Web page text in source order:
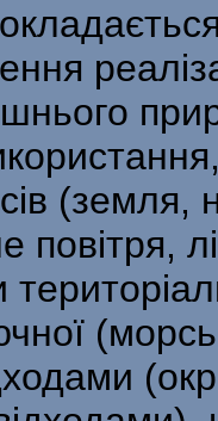
(земля,